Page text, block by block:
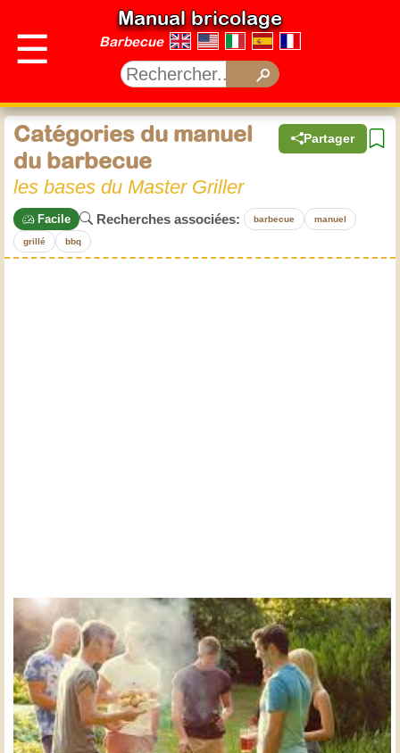
☰
Manual bricolage
Barbecue
Partager
Catégories du manuel
du barbecue
les bases du Master Griller
Facile Recherches associées: barbecue manuel
grillé bbq